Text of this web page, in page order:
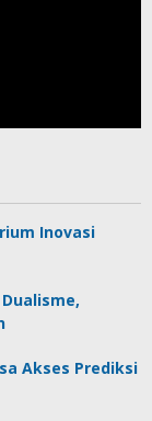
Inovasi
Akses Prediksi